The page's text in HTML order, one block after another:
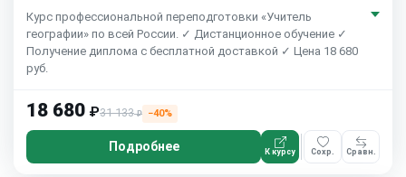
Курс профессиональной переподготовки «Учитель
географии» по всей России. ✓ Дистанционное обучение ✓
Получение диплома с бесплатной доставкой ✓ Цена 18 680
руб.
18 680 ₽31 133₽ −40%
Подробнее К курсу Сохр. Сравн.